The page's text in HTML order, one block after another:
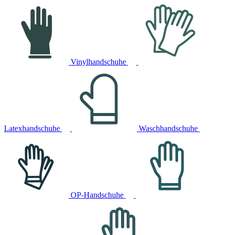
Vinylhandschuhe
Latexhandschuhe Waschhandschuhe
OP-Handschuhe